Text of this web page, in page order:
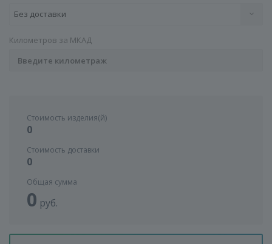
Без доставки
Километров за МКАД
Стоимость изделия(й)
0
Стоимость доставки
0
Общая сумма
0 руб.